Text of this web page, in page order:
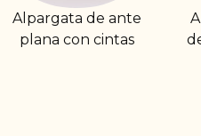
Alpargata plana
de piel con tira al